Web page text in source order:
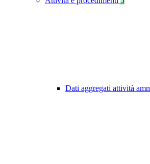
Dati aggregati attività